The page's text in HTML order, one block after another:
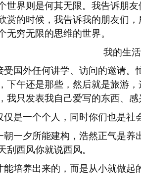
世界则是何其无限。我告诉朋
赏的时候，我告诉我的朋友们
穷无限的思维的世界。
我的生
国外任何讲学、访问的邀请
下午还是那些，然后就是旅游
只发表我自己爱写的东西、感
是一个个人，同时你们也是社
一夕所能建构，浩然正气是养
刮西风你就说西风。
能培养出来的，而是从小就做